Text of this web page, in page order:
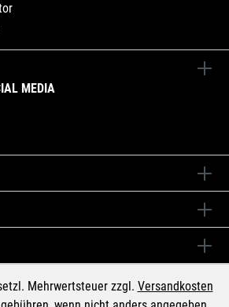
MEDIA
Mehrwertsteuer zzgl. Versandkosten